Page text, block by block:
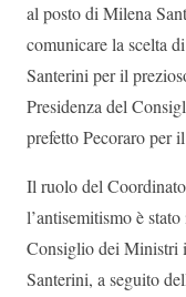
al posto di Milena
comunicare la scelta
Santerini per il
Presidenza del
prefetto Pecoraro per
Il ruolo del
l’antisemitismo è
Consiglio dei Ministri
Santerini, a seguito